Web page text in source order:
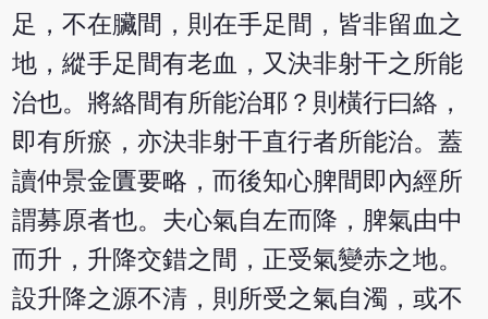
足，不在臟間，則在手足間，皆非留血之
地，縱手足間有老血，又決非射干之所能
治也。將絡間有所能治耶？則橫行曰絡，
即有所瘀，亦決非射干直行者所能治。蓋
讀仲景金匱要略，而後知心脾間即內經所
謂募原者也。夫心氣自左而降，脾氣由中
而升，升降交錯之間，正受氣變赤之地。
設升降之源不清，則所受之氣自濁，或不